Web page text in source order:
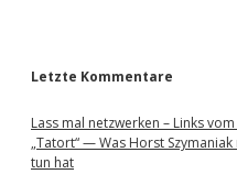
Letzte Kommentare
Lass mal netzwerken – Links
„Tatort“ — Was Horst
tun hat